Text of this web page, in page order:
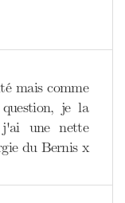
mais comme
je la
une nette
du Bernis x